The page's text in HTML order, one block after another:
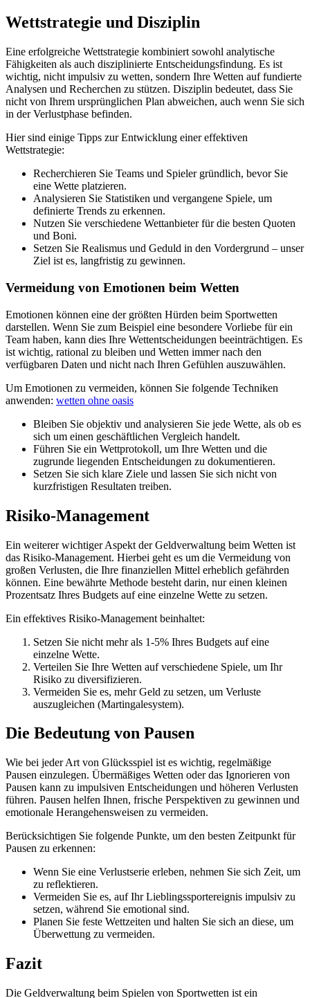
Wettstrategie und Disziplin
Eine erfolgreiche Wettstrategie kombiniert sowohl analytische
Fähigkeiten als auch disziplinierte Entscheidungsfindung. Es ist
wichtig, nicht impulsiv zu wetten, sondern Ihre Wetten auf fundierte
Analysen und Recherchen zu stützen. Disziplin bedeutet, dass Sie
nicht von Ihrem ursprünglichen Plan abweichen, auch wenn Sie sich
in der Verlustphase befinden.
Hier sind einige Tipps zur Entwicklung einer effektiven
Wettstrategie:
Recherchieren Sie Teams und Spieler gründlich, bevor Sie
eine Wette platzieren.
Analysieren Sie Statistiken und vergangene Spiele, um
definierte Trends zu erkennen.
Nutzen Sie verschiedene Wettanbieter für die besten Quoten
und Boni.
Setzen Sie Realismus und Geduld in den Vordergrund – unser
Ziel ist es, langfristig zu gewinnen.
Vermeidung von Emotionen beim Wetten
Emotionen können eine der größten Hürden beim Sportwetten
darstellen. Wenn Sie zum Beispiel eine besondere Vorliebe für ein
Team haben, kann dies Ihre Wettentscheidungen beeinträchtigen. Es
ist wichtig, rational zu bleiben und Wetten immer nach den
verfügbaren Daten und nicht nach Ihren Gefühlen auszuwählen.
Um Emotionen zu vermeiden, können Sie folgende Techniken
anwenden: wetten ohne oasis
Bleiben Sie objektiv und analysieren Sie jede Wette, als ob es
sich um einen geschäftlichen Vergleich handelt.
Führen Sie ein Wettprotokoll, um Ihre Wetten und die
zugrunde liegenden Entscheidungen zu dokumentieren.
Setzen Sie sich klare Ziele und lassen Sie sich nicht von
kurzfristigen Resultaten treiben.
Risiko-Management
Ein weiterer wichtiger Aspekt der Geldverwaltung beim Wetten ist
das Risiko-Management. Hierbei geht es um die Vermeidung von
großen Verlusten, die Ihre finanziellen Mittel erheblich gefährden
können. Eine bewährte Methode besteht darin, nur einen kleinen
Prozentsatz Ihres Budgets auf eine einzelne Wette zu setzen.
Ein effektives Risiko-Management beinhaltet:
Setzen Sie nicht mehr als 1-5% Ihres Budgets auf eine
einzelne Wette.
Verteilen Sie Ihre Wetten auf verschiedene Spiele, um Ihr
Risiko zu diversifizieren.
Vermeiden Sie es, mehr Geld zu setzen, um Verluste
auszugleichen (Martingalesystem).
Die Bedeutung von Pausen
Wie bei jeder Art von Glücksspiel ist es wichtig, regelmäßige
Pausen einzulegen. Übermäßiges Wetten oder das Ignorieren von
Pausen kann zu impulsiven Entscheidungen und höheren Verlusten
führen. Pausen helfen Ihnen, frische Perspektiven zu gewinnen und
emotionale Herangehensweisen zu vermeiden.
Berücksichtigen Sie folgende Punkte, um den besten Zeitpunkt für
Pausen zu erkennen:
Wenn Sie eine Verlustserie erleben, nehmen Sie sich Zeit, um
zu reflektieren.
Vermeiden Sie es, auf Ihr Lieblingssportereignis impulsiv zu
setzen, während Sie emotional sind.
Planen Sie feste Wettzeiten und halten Sie sich an diese, um
Überwettung zu vermeiden.
Fazit
Die Geldverwaltung beim Spielen von Sportwetten ist ein